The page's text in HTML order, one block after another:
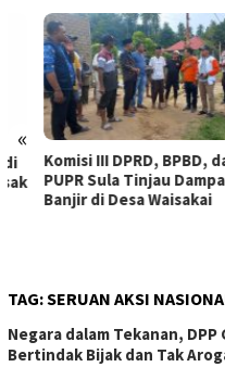
«
Komisi III DPRD, BPBD, dan
PUPR Sula Tinjau Dampak
Banjir di Desa Waisakai
TAG:SERUAN AKSI
Negara dalam Tekanan, DPP
Bertindak Bijak dan Tak